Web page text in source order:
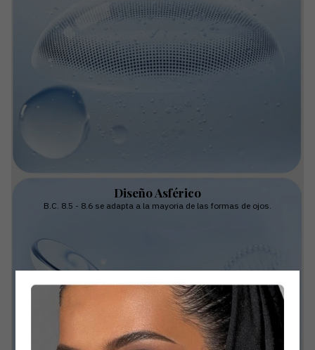
Diseño Asférico
B.C. 8.5 - 8.6 se adapta a la mayoria de las formas de ojos.